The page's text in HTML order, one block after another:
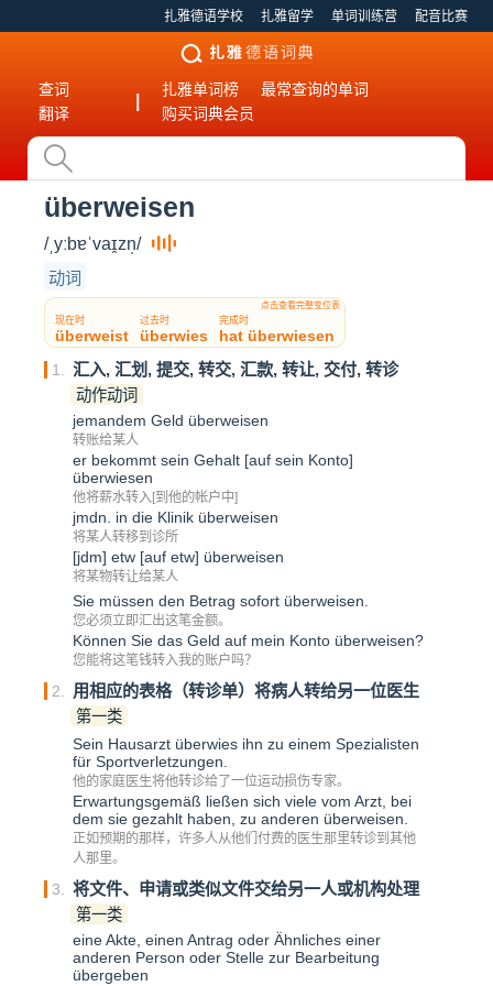
扎雅德语学校 扎雅留学 单词训练营 配音比赛
查词
翻译
扎雅单词榜
最常查询的单词
购买词典会员
überweisen
/ˌyːbɐˈvaɪ̯zn̩/
动词
点击查看完整变位表
现在时
überweist
过去时
überwies
完成时
hat überwiesen
1.
汇入, 汇划, 提交, 转交, 汇款, 转让, 交付, 转诊
动作动词
jemandem Geld überweisen
转账给某人
er bekommt sein Gehalt [auf sein Konto]
überwiesen
他将薪水转入[到他的帐户中]
jmdn. in die Klinik überweisen
将某人转移到诊所
[jdm] etw [auf etw] überweisen
将某物转让给某人
Sie müssen den Betrag sofort überweisen.
您必须立即汇出这笔金额。
Können Sie das Geld auf mein Konto überweisen?
您能将这笔钱转入我的账户吗？
2. 用相应的表格（转诊单）将病人转给另一位医生
第一类
Sein Hausarzt überwies ihn zu einem Spezialisten
für Sportverletzungen.
他的家庭医生将他转诊给了一位运动损伤专家。
Erwartungsgemäß ließen sich viele vom Arzt, bei
dem sie gezahlt haben, zu anderen überweisen.
正如预期的那样，许多人从他们付费的医生那里转诊到其他
人那里。
3. 将文件、申请或类似文件交给另一人或机构处理
第一类
eine Akte, einen Antrag oder Ähnliches einer
anderen Person oder Stelle zur Bearbeitung
übergeben